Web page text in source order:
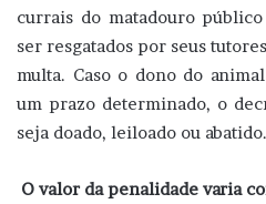
currais do matadouro
ser resgatados por seus
multa. Caso o dono do
um prazo determinado, o
seja doado, leiloado ou abatido.
O valor da penalidade varia